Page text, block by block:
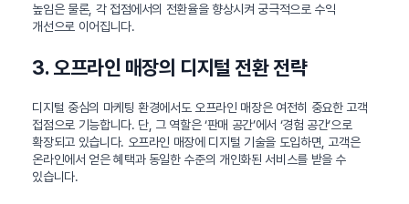
높임은 물론, 각 접점에서의 전환율을 향상시켜 궁극적으로 수익
개선으로 이어집니다.
3. 오프라인 매장의 디지털 전환 전략
디지털 중심의 마케팅 환경에서도 오프라인 매장은 여전히 중요한 고객
접점으로 기능합니다. 단, 그 역할은 ‘판매 공간’에서 ‘경험 공간’으로
확장되고 있습니다. 오프라인 매장에 디지털 기술을 도입하면, 고객은
온라인에서 얻은 혜택과 동일한 수준의 개인화된 서비스를 받을 수
있습니다.